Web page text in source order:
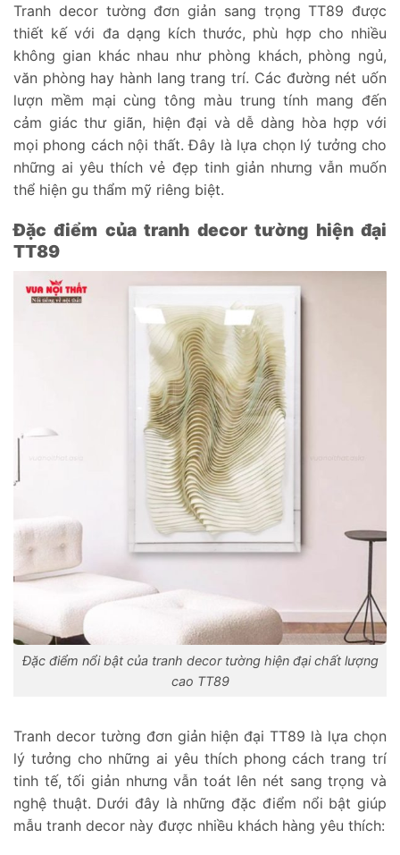
Tranh decor tường đơn giản sang trọng TT89 được
thiết kế với đa dạng kích thước, phù hợp cho nhiều
không gian khác nhau như phòng khách, phòng ngủ,
văn phòng hay hành lang trang trí. Các đường nét uốn
lượn mềm mại cùng tông màu trung tính mang đến
cảm giác thư giãn, hiện đại và dễ dàng hòa hợp với
mọi phong cách nội thất. Đây là lựa chọn lý tưởng cho
những ai yêu thích vẻ đẹp tinh giản nhưng vẫn muốn
thể hiện gu thẩm mỹ riêng biệt.
Đặc điểm của tranh decor tường hiện đại
TT89
Đặc điểm nổi bật của tranh decor tường hiện đại chất lượng
cao TT89
Tranh decor tường đơn giản hiện đại TT89 là lựa chọn
lý tưởng cho những ai yêu thích phong cách trang trí
tinh tế, tối giản nhưng vẫn toát lên nét sang trọng và
nghệ thuật. Dưới đây là những đặc điểm nổi bật giúp
mẫu tranh decor này được nhiều khách hàng yêu thích: